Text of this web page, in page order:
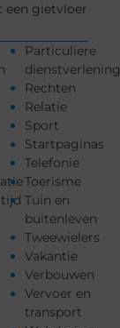
een gietvloer
Particuliere
Rechten
Relatie
Sport
Startpaginas
Telefonie
Toerisme
Tuin en
buitenleven
Tweewielers
Vakantie
Verbouwen
Vervoer en
transport